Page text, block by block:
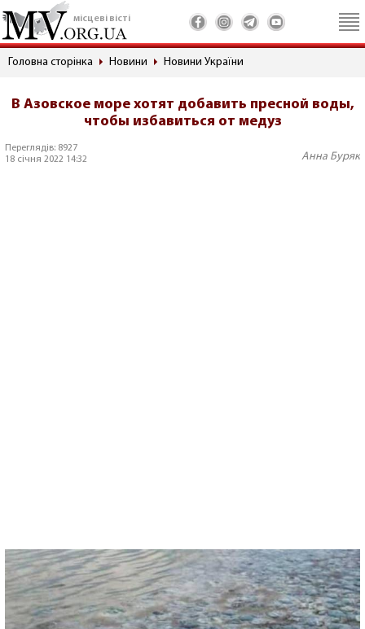
місцеві вісті
Головна сторінка Новини Новини України
В Азовское море хотят добавить пресной воды,
чтобы избавиться от медуз
Переглядів: 8927
18 січня 2022 14:32
Анна Буряк